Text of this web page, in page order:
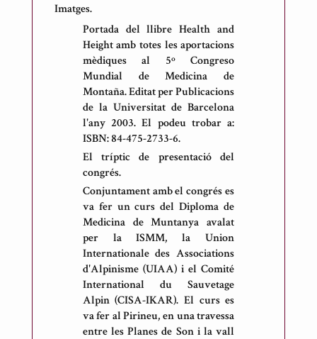
Imatges.
Portada del llibre Health and
Height amb totes les aportacions
mèdiques al 5º Congreso
Mundial de Medicina de
Montaña. Editat per Publicacions
de la Universitat de Barcelona
l'any 2003. El podeu trobar a:
ISBN: 84-475-2733-6.
El tríptic de presentació del
congrés.
Conjuntament amb el congrés es
va fer un curs del Diploma de
Medicina de Muntanya avalat
per la ISMM, la Union
Internationale des Associations
d'Alpinisme (UIAA) i el Comité
International du Sauvetage
Alpin (CISA-IKAR). El curs es
va fer al Pirineu, en una travessa
entre les Planes de Son i la vall